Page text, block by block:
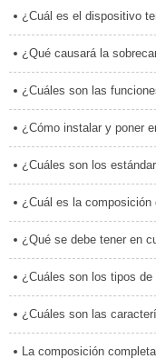
¿Cuál es el dispositivo tensor de
¿Qué causará la sobrecarga
¿Cuáles son las funciones y
¿Cómo instalar y poner en marcha
¿Cuáles son los estándares de
¿Cuál es la composición
¿Qué se debe tener en
¿Cuáles son los tipos
¿Cuáles son las
La composición